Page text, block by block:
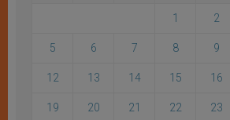
1 2
5 6 7 8 9
12 13 14 15 16
19 20 21 22 23